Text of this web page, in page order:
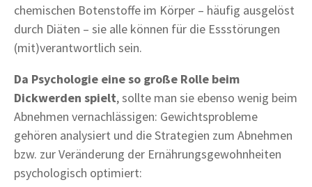
chemischen Botenstoffe im Körper – häufig ausgelöst
durch Diäten – sie alle können für die Essstörungen
(mit)verantwortlich sein.
Da Psychologie eine so große Rolle beim
Dickwerden spielt, sollte man sie ebenso wenig beim
Abnehmen vernachlässigen: Gewichtsprobleme
gehören analysiert und die Strategien zum Abnehmen
bzw. zur Veränderung der Ernährungsgewohnheiten
psychologisch optimiert: